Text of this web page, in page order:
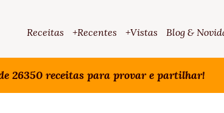
Receitas +Recentes +Vistas Blog &
26350 receitas para provar e partilhar!